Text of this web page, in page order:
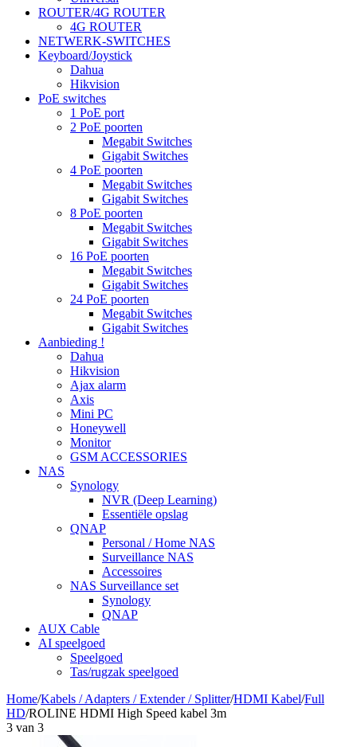
ROUTER/4G ROUTER
4G ROUTER
NETWERK-SWITCHES
Keyboard/Joystick
Dahua
Hikvision
PoE switches
1 PoE port
2 PoE poorten
Megabit Switches
Gigabit Switches
4 PoE poorten
Megabit Switches
Gigabit Switches
8 PoE poorten
Megabit Switches
Gigabit Switches
16 PoE poorten
Megabit Switches
Gigabit Switches
24 PoE poorten
Megabit Switches
Gigabit Switches
Aanbieding !
Dahua
Hikvision
Ajax alarm
Axis
Mini PC
Honeywell
Monitor
GSM ACCESSORIES
NAS
Synology
NVR (Deep Learning)
Essentiële opslag
QNAP
Personal / Home NAS
Surveillance NAS
Accessoires
NAS Surveillance set
Synology
QNAP
AUX Cable
AI speelgoed
Speelgoed
Tas/rugzak speelgoed
Home/Kabels / Adapters / Extender / Splitter/HDMI Kabel/Full
HD/ROLINE HDMI High Speed kabel 3m
3 van 3